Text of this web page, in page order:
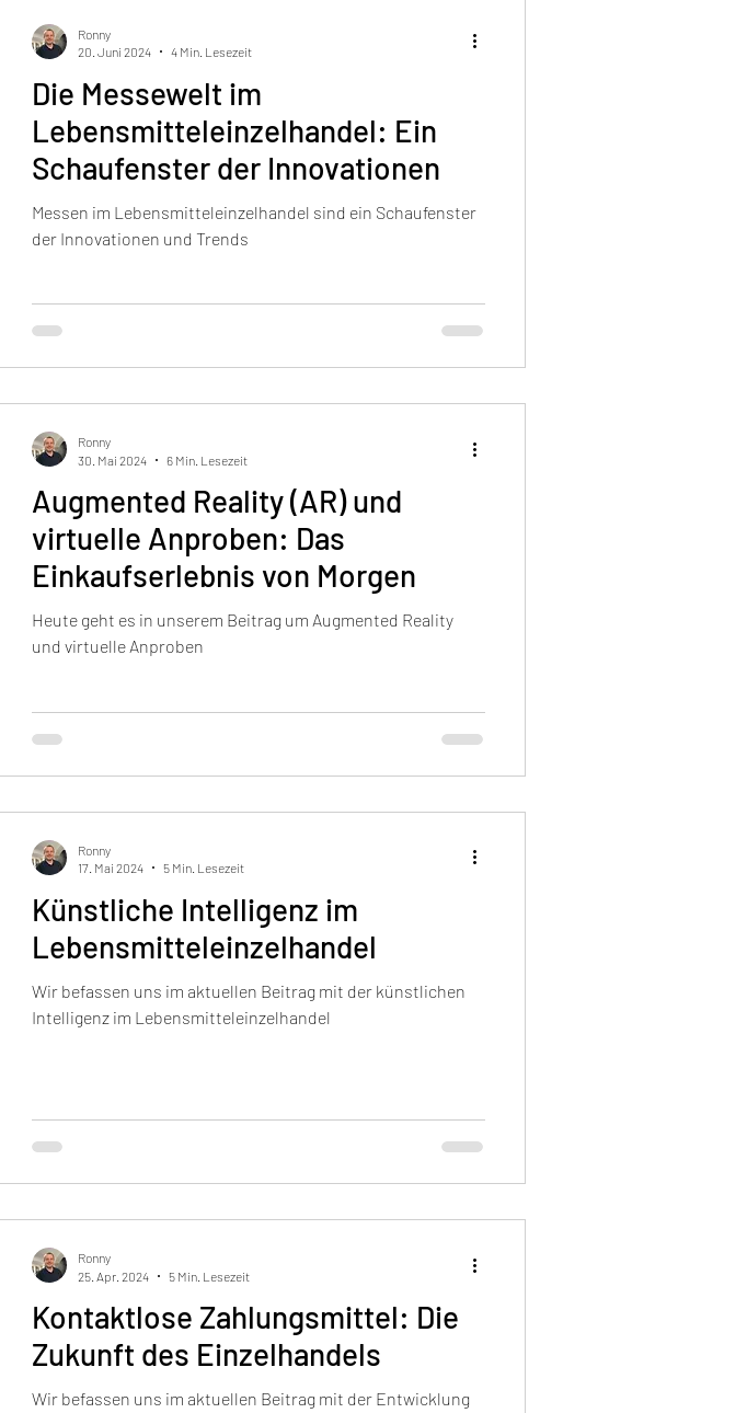
Die Messewelt im
Lebensmitteleinzelhandel: Ein
Schaufenster der Innovationen
Messen im Lebensmitteleinzelhandel sind ein Schaufenster
der Innovationen und Trends
Ronny
20. Juni 2024
4 Min. Lesezeit
Augmented Reality (AR) und
virtuelle Anproben: Das
Einkaufserlebnis von Morgen
Heute geht es in unserem Beitrag um Augmented Reality
und virtuelle Anproben
Ronny
30. Mai 2024
6 Min. Lesezeit
Künstliche Intelligenz im
Lebensmitteleinzelhandel
Wir befassen uns im aktuellen Beitrag mit der künstlichen
Intelligenz im Lebensmitteleinzelhandel
Ronny
17. Mai 2024
5 Min. Lesezeit
Kontaktlose Zahlungsmittel: Die
Zukunft des Einzelhandels
Wir befassen uns im aktuellen Beitrag mit der Entwicklung
Ronny
25. Apr. 2024
5 Min. Lesezeit